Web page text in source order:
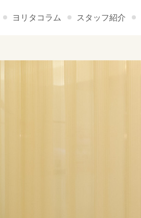
ヨリタコラム スタッフ紹介